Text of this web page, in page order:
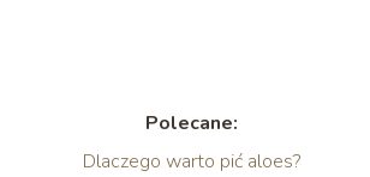
Polecane:
Dlaczego warto pić aloes?